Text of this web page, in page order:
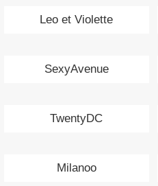
Leo et Violette
SexyAvenue
TwentyDC
Milanoo